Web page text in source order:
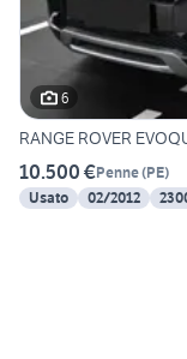
6
RANGE ROVER
10.500 €Penne(PE)
Usato
02/2012